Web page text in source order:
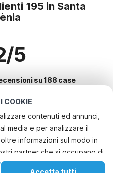
COOKIE
contenuti ed annunci,
media e per analizzare il
informazioni sul modo in
partner che si occupano di
social media, i quali
195 in Santa
5
su 188 case
per le
vacanze